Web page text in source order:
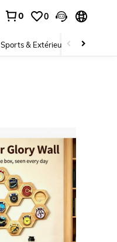
0 0
Sports & Extérieur Enfants